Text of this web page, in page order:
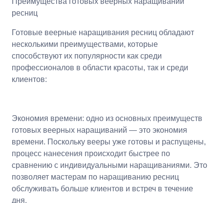
ресниц
Готовые веерные наращивания ресниц обладают
несколькими преимуществами, которые
способствуют их популярности как среди
профессионалов в области красоты, так и среди
клиентов:
Экономия времени: одно из основных преимуществ
готовых веерных наращиваний — это экономия
времени. Поскольку вееры уже готовы и распущены,
процесс нанесения происходит быстрее по
сравнению с индивидуальными наращиваниями. Это
позволяет мастерам по наращиванию ресниц
обслуживать больше клиентов и встреч в течение
дня.